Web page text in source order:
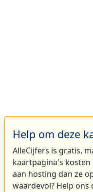
Help om deze
AlleCijfers is gratis,
kaartpagina's
aan hosting dan ze
waardevol? Help ons